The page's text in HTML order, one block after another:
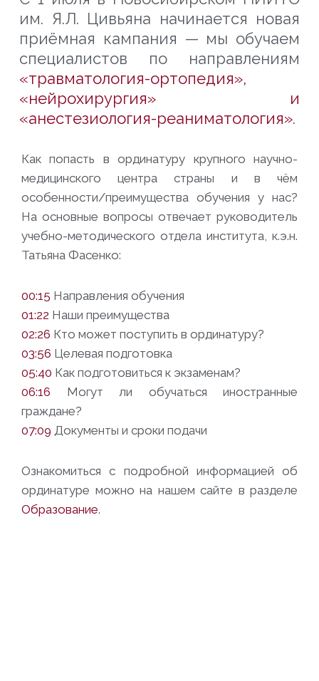
им. Я.Л. Цивьяна начинается новая
приёмная кампания — мы обучаем
специалистов по направлениям
«травматология-ортопедия»,
«нейрохирургия» и
«анестезиология-реаниматология».
Как попасть в ординатуру крупного научно-
медицинского центра страны и в чём
особенности/преимущества обучения у нас?
На основные вопросы отвечает руководитель
учебно-методического отдела института, к.э.н.
Татьяна Фасенко:
00:15 Направления обучения
01:22 Наши преимущества
02:26 Кто может поступить в ординатуру?
03:56 Целевая подготовка
05:40 Как подготовиться к экзаменам?
06:16 Могут ли обучаться иностранные
граждане?
07:09 Документы и сроки подачи
Ознакомиться с подробной информацией об
ординатуре можно на нашем сайте в разделе
Образование.